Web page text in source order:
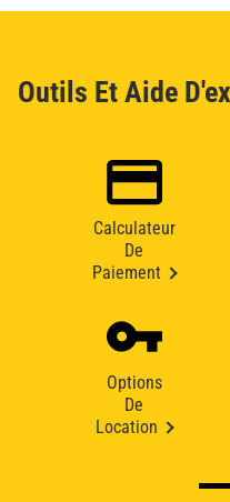
Outils Et Aide
Calculateur
De
Paiement
Options
De
Location